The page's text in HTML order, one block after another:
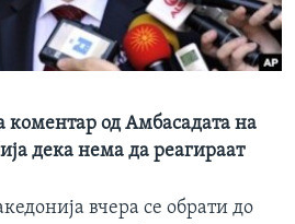
од Амбасадата на
дека нема да реагираат
вчера се обрати до